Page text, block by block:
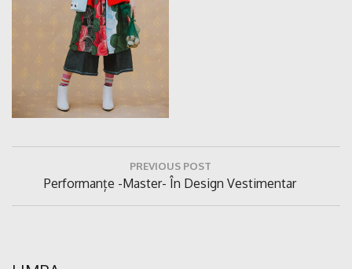
articole
PREVIOUS POST
Previous
Post:
Performanțe -master- În Design Vestimentar